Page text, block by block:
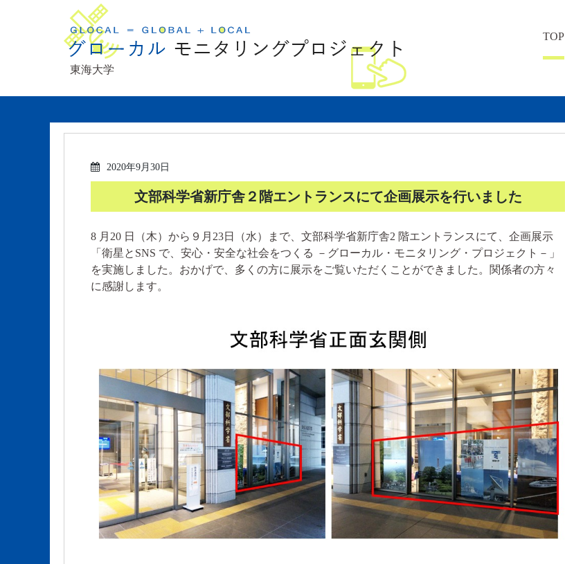
東海大学
TOP
2020年9月30日
文部科学省新庁舎２階エントランスにて企画展示を行いました
8 月20 日（木）から９月23日（水）まで、文部科学省新庁舎2 階エントランスにて、企画展示
「衛星とSNS で、安心・安全な社会をつくる －グローカル・モニタリング・プロジェクト－」
を実施しました。おかげで、多くの方に展示をご覧いただくことができました。関係者の方々
に感謝します。